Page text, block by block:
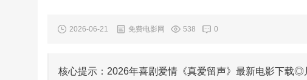
2026-06-21 免费电影网 538 0
核心提示：2026年喜剧爱情《真爱留声》最新电影